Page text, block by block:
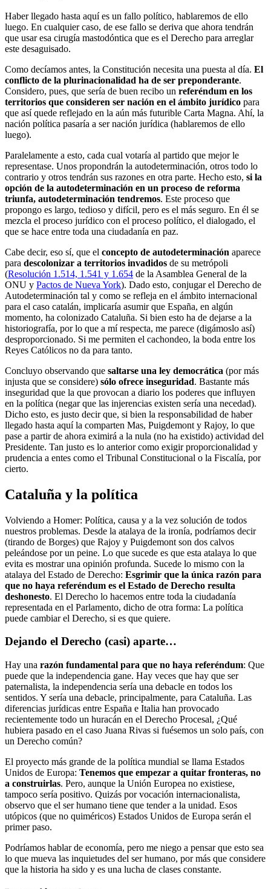
Haber llegado hasta aquí es un fallo político, hablaremos de ello
luego. En cualquier caso, de ese fallo se deriva que ahora tendrán
que usar esa cirugía mastodóntica que es el Derecho para arreglar
este desaguisado.
Como decíamos antes, la Constitución necesita una puesta al día. El
conflicto de la plurinacionalidad ha de ser preponderante.
Considero, pues, que sería de buen recibo un referéndum en los
territorios que consideren ser nación en el ámbito jurídico para
que así quede reflejado en la aún más futurible Carta Magna. Ahí, la
nación política pasaría a ser nación jurídica (hablaremos de ello
luego).
Paralelamente a esto, cada cual votaría al partido que mejor le
representase. Unos propondrán la autodeterminación, otros todo lo
contrario y otros tendrán sus razones en otra parte. Hecho esto, si la
opción de la autodeterminación en un proceso de reforma
triunfa, autodeterminación tendremos. Este proceso que
propongo es largo, tedioso y difícil, pero es el más seguro. En él se
mezcla el proceso jurídico con el proceso político, el dialogado, el
que se hace entre toda una ciudadanía en paz.
Cabe decir, eso sí, que el concepto de autodeterminación aparece
para descolonizar a territorios invadidos de su metrópoli
(Resolución 1.514, 1.541 y 1.654 de la Asamblea General de la
ONU y Pactos de Nueva York). Dado esto, conjugar el Derecho de
Autodeterminación tal y como se refleja en el ámbito internacional
para el caso catalán, implicaría asumir que España, en algún
momento, ha colonizado Cataluña. Si bien esto ha de dejarse a la
historiografía, por lo que a mí respecta, me parece (digámoslo así)
desproporcionado. Si me permiten el cachondeo, la boda entre los
Reyes Católicos no da para tanto.
Concluyo observando que saltarse una ley democrática (por más
injusta que se considere) sólo ofrece inseguridad. Bastante más
inseguridad que la que provocan a diario los poderes que influyen
en la política (negar que las injerencias existen sería una necedad).
Dicho esto, es justo decir que, si bien la responsabilidad de haber
llegado hasta aquí la comparten Mas, Puigdemont y Rajoy, lo que
pase a partir de ahora eximirá a la nula (no ha existido) actividad del
Presidente. Tan justo es lo anterior como exigir proporcionalidad y
prudencia a entes como el Tribunal Constitucional o la Fiscalía, por
cierto.
Cataluña y la política
Volviendo a Homer: Política, causa y a la vez solución de todos
nuestros problemas. Desde la atalaya de la ironía, podríamos decir
(tirando de Borges) que Rajoy y Puigdemont son dos calvos
peleándose por un peine. Lo que sucede es que esta atalaya lo que
evita es mostrar una opinión profunda. Sucede lo mismo con la
atalaya del Estado de Derecho: Esgrimir que la única razón para
que no haya referéndum es el Estado de Derecho resulta
deshonesto. El Derecho lo hacemos entre toda la ciudadanía
representada en el Parlamento, dicho de otra forma: La política
puede cambiar el Derecho, si es que quiere.
Dejando el Derecho (casi) aparte…
Hay una razón fundamental para que no haya referéndum: Que
puede que la independencia gane. Hay veces que hay que ser
paternalista, la independencia sería una debacle en todos los
sentidos. Y sería una debacle, principalmente, para Cataluña. Las
diferencias jurídicas entre España e Italia han provocado
recientemente todo un huracán en el Derecho Procesal, ¿Qué
hubiera pasado en el caso Juana Rivas si fuésemos un solo país, con
un Derecho común?
El proyecto más grande de la política mundial se llama Estados
Unidos de Europa: Tenemos que empezar a quitar fronteras, no
a construirlas. Pero, aunque la Unión Europea no existiese,
tampoco sería positivo. Quizás por vocación internacionalista,
observo que el ser humano tiene que tender a la unidad. Esos
utópicos (que no quiméricos) Estados Unidos de Europa serán el
primer paso.
Podríamos hablar de economía, pero me niego a pensar que esto sea
lo que mueva las inquietudes del ser humano, por más que considere
que la historia ha sido y es una lucha de clases constante.